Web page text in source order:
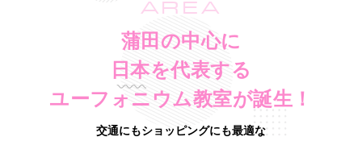
AREA
蒲田の中心に
日本を代表する
ユーフォニウム教室が誕生！
交通にもショッピングにも最適な